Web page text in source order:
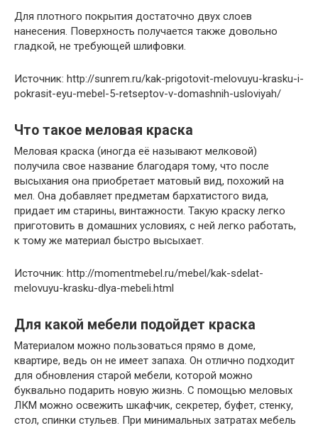
Для плотного покрытия достаточно двух слоев
нанесения. Поверхность получается также довольно
гладкой, не требующей шлифовки.
Источник: http://sunrem.ru/kak-prigotovit-melovuyu-krasku-i-
pokrasit-eyu-mebel-5-retseptov-v-domashnih-usloviyah/
Что такое меловая краска
Меловая краска (иногда её называют мелковой)
получила свое название благодаря тому, что после
высыхания она приобретает матовый вид, похожий на
мел. Она добавляет предметам бархатистого вида,
придает им старины, винтажности. Такую краску легко
приготовить в домашних условиях, с ней легко работать,
к тому же материал быстро высыхает.
Источник: http://momentmebel.ru/mebel/kak-sdelat-
melovuyu-krasku-dlya-mebeli.html
Для какой мебели подойдет краска
Материалом можно пользоваться прямо в доме,
квартире, ведь он не имеет запаха. Он отлично подходит
для обновления старой мебели, которой можно
буквально подарить новую жизнь. С помощью меловых
ЛКМ можно освежить шкафчик, секретер, буфет, стенку,
стол, спинки стульев. При минимальных затратах мебель